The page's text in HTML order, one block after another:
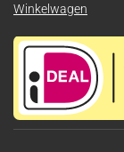
Winkelwagen